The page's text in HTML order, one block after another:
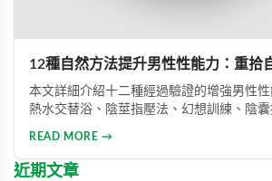
12種自然方法提升男性性能力：重拾
本文詳細介紹十二種經過驗證的增強男性
熱水交替浴、陰莖指壓法、幻想訓練、陰囊
合適當的營養補充，一個月內即可感受到明
READ MORE →
近期文章